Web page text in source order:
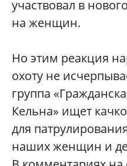
участвовал в
на женщин.
Но этим реакция
охоту не
группа
Кельна» ищет
для
наших женщин и